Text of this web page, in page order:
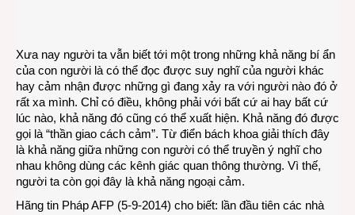
gửi
thần
cách
Xưa nay người ta vẫn biết tới một trong những khả năng bí ẩn
của con người là có thể đọc được suy nghĩ của người khác
hay cảm nhận được những gì đang xảy ra với người nào đó ở
rất xa mình. Chỉ có điều, không phải với bất cứ ai hay bất cứ
lúc nào, khả năng đó cũng có thể xuất hiện. Khả năng đó được
gọi là “thần giao cách cảm”. Từ điển bách khoa giải thích đây
là khả năng giữa những con người có thể truyền ý nghĩ cho
nhau không dùng các kênh giác quan thông thường. Vì thế,
người ta còn gọi đây là khả năng ngoại cảm.
Hãng tin Pháp AFP (5-9-2014) cho biết: lần đầu tiên các nhà